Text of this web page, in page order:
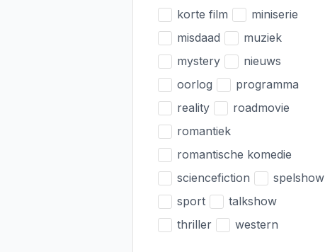
korte film
miniserie
misdaad
muziek
mystery
nieuws
oorlog
programma
reality
roadmovie
romantiek
romantische komedie
sciencefiction
spelshow
sport
talkshow
thriller
western